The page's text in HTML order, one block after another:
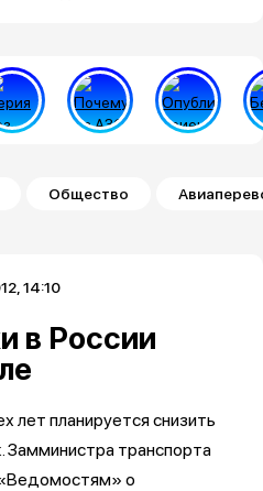
Общество
14:10
в России
лет планируется снизить
Замминистра транспорта
о